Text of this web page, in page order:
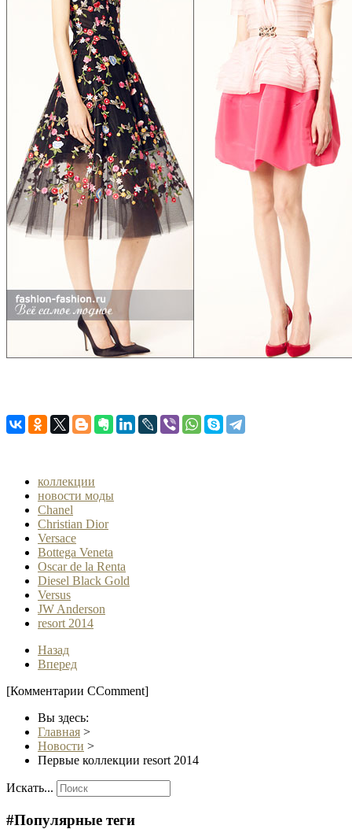
коллекции
новости моды
Chanel
Christian Dior
Versace
Bottega Veneta
Oscar de la Renta
Diesel Black Gold
Versus
JW Anderson
resort 2014
Назад
Вперед
[Комментарии CComment]
Вы здесь:
Главная >
Новости >
Первые коллекции resort 2014
Искать...
#Популярные теги